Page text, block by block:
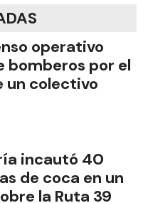
operativo
bomberos por el
un colectivo
incautó 40
de coca en un
la Ruta 39